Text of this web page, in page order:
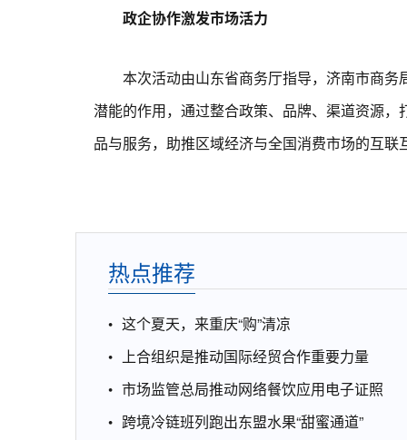
政企协作激发市场活力
本次活动由山东省商务厅指导，济南市商务
潜能的作用，通过整合政策、品牌、渠道资源，
品与服务，助推区域经济与全国消费市场的互联
热点推荐
这个夏天，来重庆“购”清凉
上合组织是推动国际经贸合作重要力量
市场监管总局推动网络餐饮应用电子证照
跨境冷链班列跑出东盟水果“甜蜜通道”